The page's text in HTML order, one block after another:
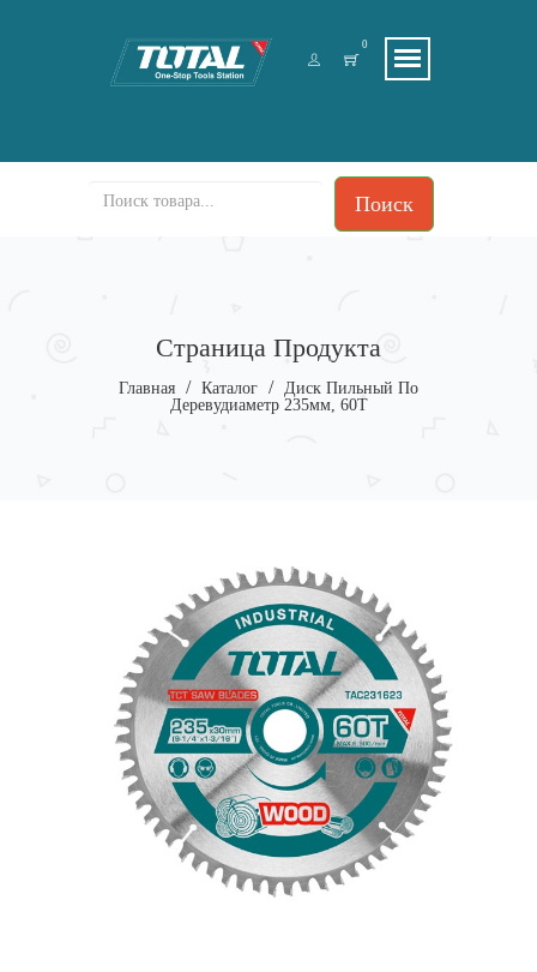
0
Поиск
Страница Продукта
Главная / Каталог /
Диск Пильный По
Деревудиаметр 235мм, 60Т